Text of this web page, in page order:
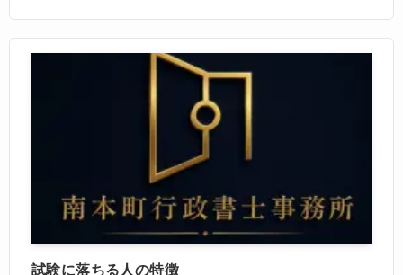
試験に落ちる人の特徴